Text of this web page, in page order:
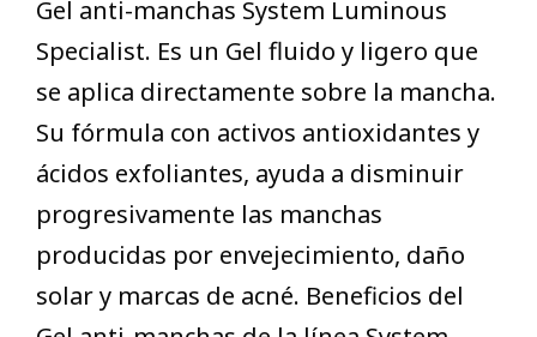
Gel anti-manchas System Luminous
Specialist. Es un Gel fluido y ligero que
se aplica directamente sobre la mancha.
Su fórmula con activos antioxidantes y
ácidos exfoliantes, ayuda a disminuir
progresivamente las manchas
producidas por envejecimiento, daño
solar y marcas de acné. Beneficios del